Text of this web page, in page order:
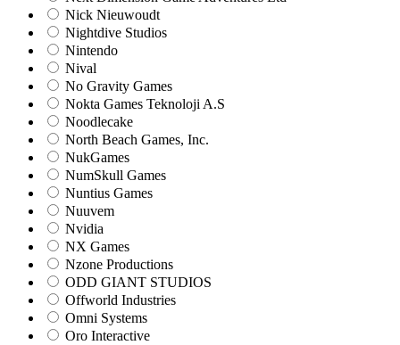
Nick Nieuwoudt
Nightdive Studios
Nintendo
Nival
No Gravity Games
Nokta Games Teknoloji A.S
Noodlecake
North Beach Games, Inc.
NukGames
NumSkull Games
Nuntius Games
Nuuvem
Nvidia
NX Games
Nzone Productions
ODD GIANT STUDIOS
Offworld Industries
Omni Systems
Oro Interactive